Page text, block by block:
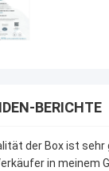
BERICHTE
der Box ist sehr
in meinem